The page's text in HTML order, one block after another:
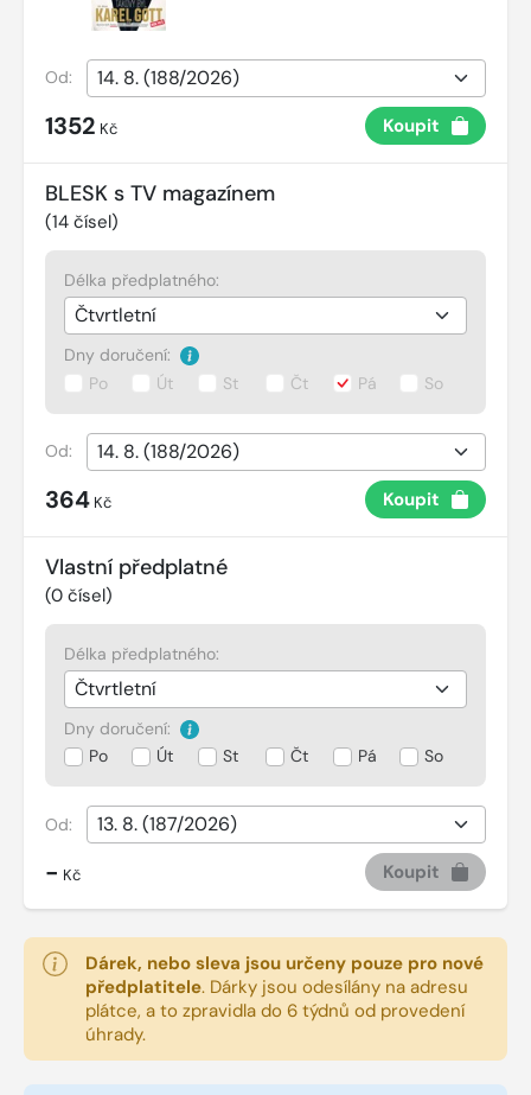
Od:
1352 Kč Koupit
BLESK s TV magazínem
(14 čísel)
Délka předplatného:
Dny doručení:
Po
Út St Čt Pá So
Od:
364 Kč Koupit
Vlastní předplatné
(0 čísel)
Délka předplatného:
Dny doručení:
Po
Út St Čt Pá So
Od:
- Kč Koupit
Dárek, nebo sleva jsou určeny pouze pro nové
předplatitele. Dárky jsou odesílány na adresu
plátce, a to zpravidla do 6 týdnů od provedení
úhrady.